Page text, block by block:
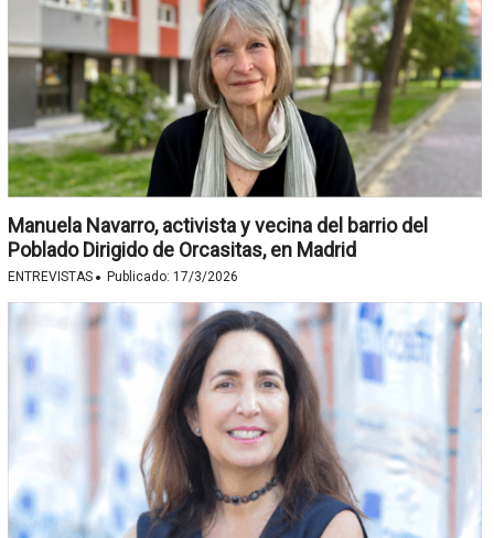
Manuela Navarro, activista y vecina del barrio del
Poblado Dirigido de Orcasitas, en Madrid
ENTREVISTAS · Publicado: 17/3/2026